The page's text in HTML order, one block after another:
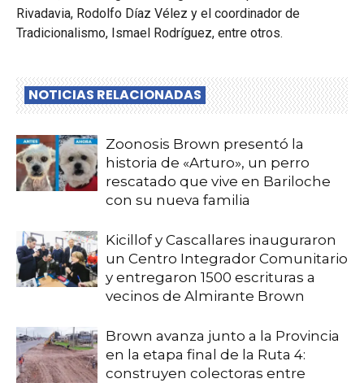
Rivadavia, Rodolfo Díaz Vélez y el coordinador de
Tradicionalismo, Ismael Rodríguez, entre otros.
NOTICIAS RELACIONADAS
Zoonosis Brown presentó la
historia de «Arturo», un perro
rescatado que vive en Bariloche
con su nueva familia
Kicillof y Cascallares inauguraron
un Centro Integrador Comunitario
y entregaron 1500 escrituras a
vecinos de Almirante Brown
Brown avanza junto a la Provincia
en la etapa final de la Ruta 4:
construyen colectoras entre